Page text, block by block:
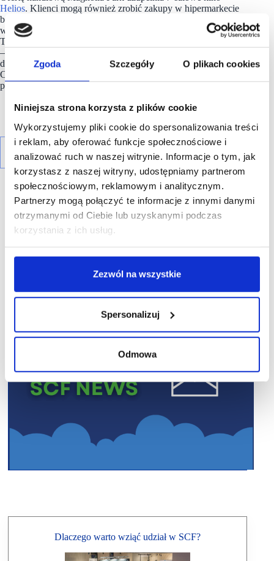
Zgoda Szczegóły O plikach cookies
Niniejsza strona korzysta z plików cookie
Wykorzystujemy pliki cookie do spersonalizowania treści
i reklam, aby oferować funkcje społecznościowe i
analizować ruch w naszej witrynie. Informacje o tym, jak
korzystasz z naszej witryny, udostępniamy partnerom
społecznościowym, reklamowym i analitycznym.
Partnerzy mogą połączyć te informacje z innymi danymi
otrzymanymi od Ciebie lub uzyskanymi podczas
korzystania z ich usług.
Zezwól na wszystkie
Spersonalizuj
Odmowa
Helios. Klienci mogą również zrobić zakupy w hipermarkecie
budowlanym Castorama i sklepie Komfort. Ofertę artykułów
wnętrzarskich wzbogacają: Zara Home, Homla, Home&You,
Tempur i Duka. W gronie najemców jest również marka Pepco
– z największym sklepem tej marki we Wrocławiu. W centrum
dostępny jest najnowocześniejszy koncept hipermarketu
Carrefour z największym w całej sieci w Polsce działem
produktów ekologicznych, czynny od 7:30.
Dlaczego warto wziąć udział w SCF?